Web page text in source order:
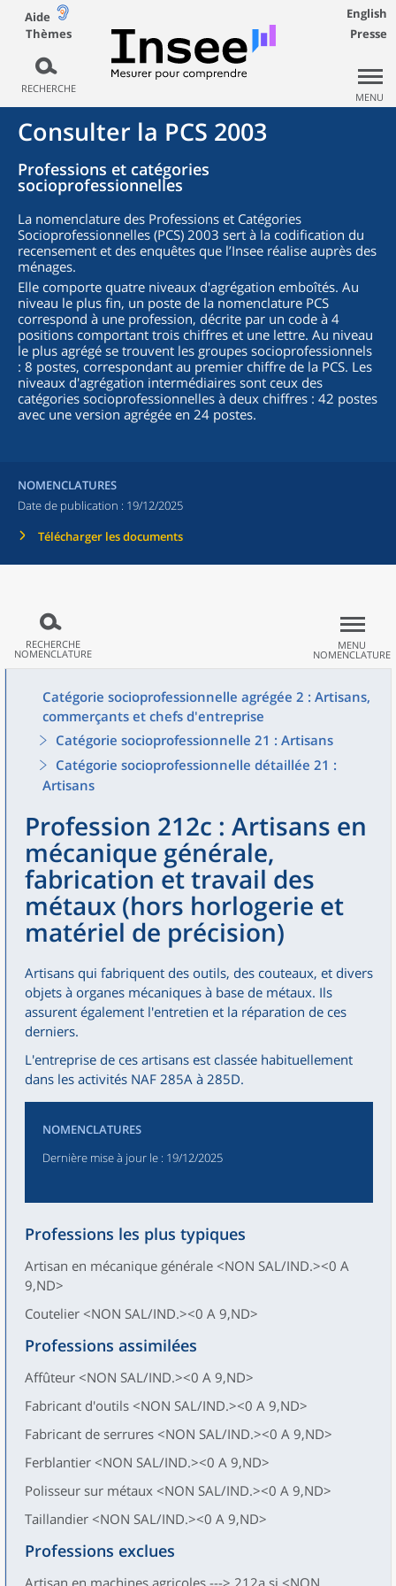
Aide
Thèmes
RECHERCHE
English
Presse
MENU
Consulter la PCS 2003
Professions et catégories
socioprofessionnelles
La nomenclature des Professions et Catégories
Socioprofessionnelles (PCS) 2003 sert à la codification du
recensement et des enquêtes que l’Insee réalise auprès des
ménages.
Elle comporte quatre niveaux d'agrégation emboîtés. Au
niveau le plus fin, un poste de la nomenclature PCS
correspond à une profession, décrite par un code à 4
positions comportant trois chiffres et une lettre. Au niveau
le plus agrégé se trouvent les groupes socioprofessionnels
: 8 postes, correspondant au premier chiffre de la PCS. Les
niveaux d'agrégation intermédiaires sont ceux des
catégories socioprofessionnelles à deux chiffres : 42 postes
avec une version agrégée en 24 postes.
NOMENCLATURES
Date de publication : 19/12/2025
Télécharger les documents
RECHERCHE
NOMENCLATURE
MENU
NOMENCLATURE
Catégorie socioprofessionnelle agrégée 2 : Artisans,
commerçants et chefs d'entreprise
Catégorie socioprofessionnelle 21 : Artisans
Catégorie socioprofessionnelle détaillée 21 :
Artisans
Profession 212c : Artisans en
mécanique générale,
fabrication et travail des
métaux (hors horlogerie et
matériel de précision)
Artisans qui fabriquent des outils, des couteaux, et divers
objets à organes mécaniques à base de métaux. Ils
assurent également l'entretien et la réparation de ces
derniers.
L'entreprise de ces artisans est classée habituellement
dans les activités NAF 285A à 285D.
NOMENCLATURES
Dernière mise à jour le : 19/12/2025
Professions les plus typiques
Artisan en mécanique générale <NON SAL/IND.><0 A
9,ND>
Coutelier <NON SAL/IND.><0 A 9,ND>
Professions assimilées
Affûteur <NON SAL/IND.><0 A 9,ND>
Fabricant d'outils <NON SAL/IND.><0 A 9,ND>
Fabricant de serrures <NON SAL/IND.><0 A 9,ND>
Ferblantier <NON SAL/IND.><0 A 9,ND>
Polisseur sur métaux <NON SAL/IND.><0 A 9,ND>
Taillandier <NON SAL/IND.><0 A 9,ND>
Professions exclues
Artisan en machines agricoles ---> 212a si <NON